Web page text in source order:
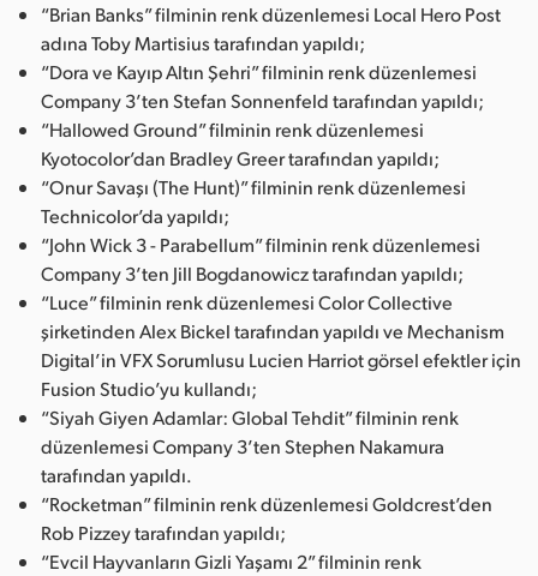
“Brian Banks” filminin renk düzenlemesi Local Hero Post
adına Toby Martisius tarafından yapıldı;
“Dora ve Kayıp Altın Şehri” filminin renk düzenlemesi
Company 3’ten Stefan Sonnenfeld tarafından yapıldı;
“Hallowed Ground” filminin renk düzenlemesi
Kyotocolor’dan Bradley Greer tarafından yapıldı;
“Onur Savaşı (The Hunt)” filminin renk düzenlemesi
Technicolor’da yapıldı;
“John Wick 3 - Parabellum” filminin renk düzenlemesi
Company 3’ten Jill Bogdanowicz tarafından yapıldı;
“Luce” filminin renk düzenlemesi Color Collective
şirketinden Alex Bickel tarafından yapıldı ve Mechanism
Digital’in VFX Sorumlusu Lucien Harriot görsel efektler için
Fusion Studio’yu kullandı;
“Siyah Giyen Adamlar: Global Tehdit” filminin renk
düzenlemesi Company 3’ten Stephen Nakamura
tarafından yapıldı.
“Rocketman” filminin renk düzenlemesi Goldcrest’den
Rob Pizzey tarafından yapıldı;
“Evcil Hayvanların Gizli Yaşamı 2” filminin renk